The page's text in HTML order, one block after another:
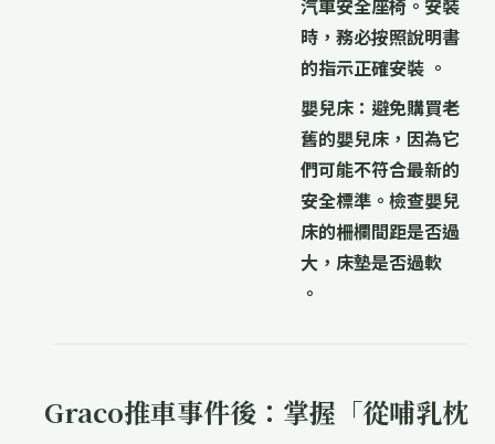
汽車安全座椅。安裝
時，務必按照說明書
的指示正確安裝 。
嬰兒床： 避免購買老
舊的嬰兒床，因為它
們可能不符合最新的
安全標準。檢查嬰兒
床的柵欄間距是否過
大，床墊是否過軟
。
Graco推車事件後：掌握「從哺乳枕